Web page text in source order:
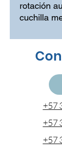
rotación
cuchilla
+57
+57
+57